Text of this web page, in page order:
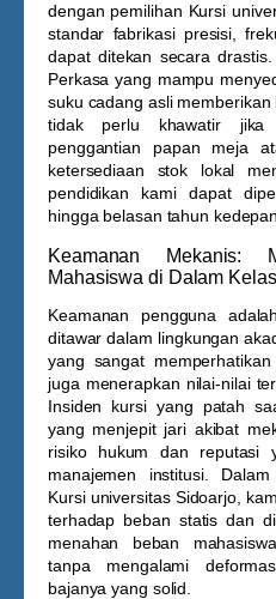
dengan pemilihan Kursi
standar fabrikasi presisi,
dapat ditekan secara
Perkasa yang mampu
suku cadang asli
tidak perlu khawatir jika
penggantian papan meja
ketersediaan stok lokal
pendidikan kami dapat
hingga belasan tahun kedepan.
Keamanan Mekanis:
Mahasiswa di Dalam Kelas
Keamanan pengguna
ditawar dalam lingkungan
yang sangat
juga menerapkan nilai-nilai
Insiden kursi yang patah
yang menjepit jari akibat
risiko hukum dan reputasi
manajemen institusi.
Kursi universitas Sidoarjo ,
terhadap beban statis dan
menahan beban
tanpa mengalami
bajanya yang solid.